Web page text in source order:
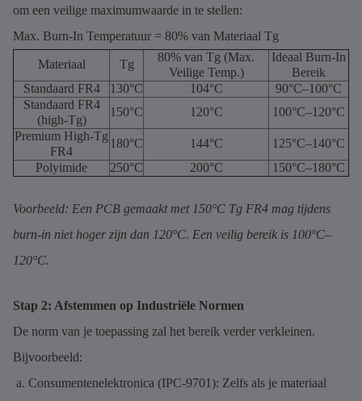
om een veilige maximumwaarde in te stellen:
Max. Burn-In Temperatuur = 80% van Materiaal Tg
Materiaal Tg
80% van Tg (Max.
Veilige Temp.)
Ideaal Burn-In
Bereik
Standaard FR4
130°C 104°C
90°C–100°C
Standaard FR4
(high-Tg)
150°C 120°C
100°C–120°C
Premium High-Tg
FR4
180°C 144°C
125°C–140°C
Polyimide
250°C 200°C 150°C–180°C
Voorbeeld: Een PCB gemaakt met 150°C Tg FR4 mag tijdens
burn-in niet hoger zijn dan 120°C. Een veilig bereik is 100°C–
120°C.
Stap 2: Afstemmen op Industriële Normen
De norm van je toepassing zal het bereik verder verkleinen.
Bijvoorbeeld:
a. Consumentenelektronica (IPC-9701): Zelfs als je materiaal